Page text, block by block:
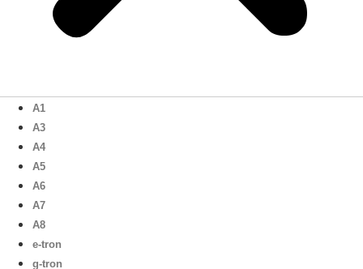
A1
A3
A4
A5
A6
A7
A8
e-tron
g-tron